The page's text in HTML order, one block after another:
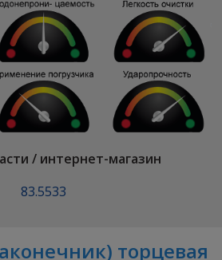
/ интернет-магазин
83.5533
торцевая